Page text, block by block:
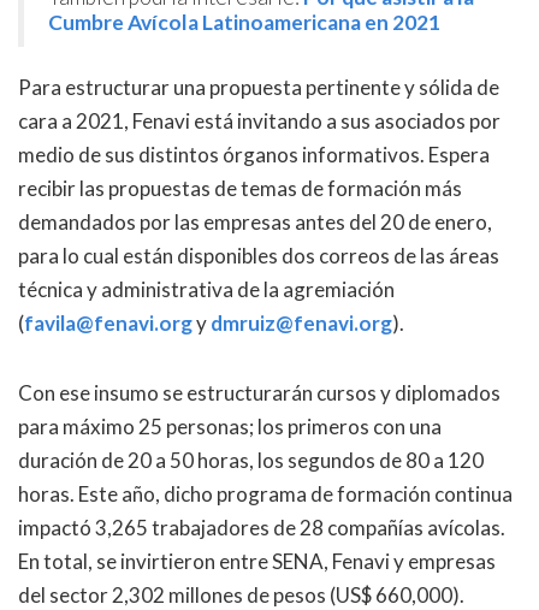
Cumbre Avícola Latinoamericana en 2021
Para estructurar una propuesta pertinente y sólida de
cara a 2021, Fenavi está invitando a sus asociados por
medio de sus distintos órganos informativos. Espera
recibir las propuestas de temas de formación más
demandados por las empresas antes del 20 de enero,
para lo cual están disponibles dos correos de las áreas
técnica y administrativa de la agremiación
(favila@fenavi.orgydmruiz@fenavi.org).
Con ese insumo se estructurarán cursos y diplomados
para máximo 25 personas; los primeros con una
duración de 20 a 50 horas, los segundos de 80 a 120
horas. Este año, dicho programa de formación continua
impactó 3,265 trabajadores de 28 compañías avícolas.
En total, se invirtieron entre SENA, Fenavi y empresas
del sector 2,302 millones de pesos (US$ 660,000).